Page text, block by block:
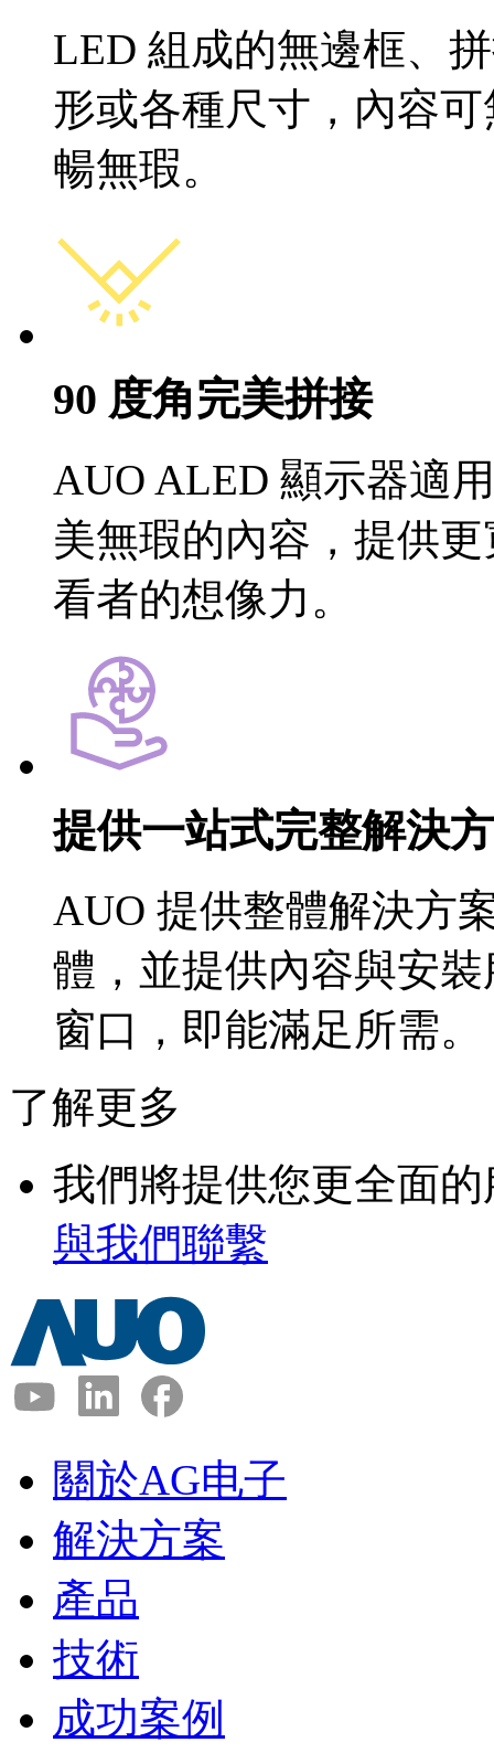
LED 組成的無邊框、
形或各種尺寸，內容
暢無瑕。
90 度角完美拼接
AUO ALED 顯示器適
美無瑕的內容，提供
看者的想像力。
提供一站式完整解決
AUO 提供整體解決方
體，並提供內容與安
窗口，即能滿足所需。
了解更多
我們將提供您更全面的
與我們聯繫
關於AG电子
解決方案
產品
技術
成功案例